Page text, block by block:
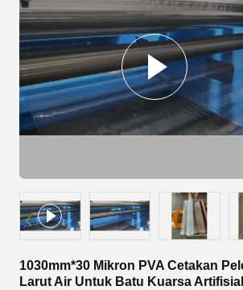
1030mm*30 Mikron PVA Cetakan
Larut Air Untuk Batu Kuarsa Artifisial